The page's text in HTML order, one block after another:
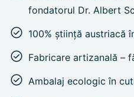
fondatorul Dr. Albert
100% știință austriacă
Fabricare artizanală –
Ambalaj ecologic în